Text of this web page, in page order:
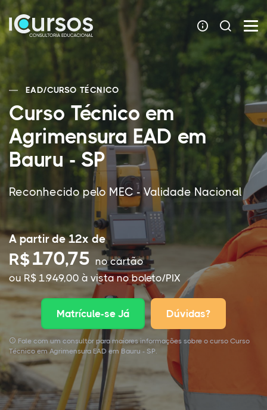
EAD/CURSO TÉCNICO
Curso Técnico em
Agrimensura EAD em
Bauru - SP
Reconhecido pelo MEC - Validade Nacional
A partir de 12x de
R$170,75 no cartão
ou R$ 1.949,00 à vista no boleto/PIX
Matrícule-se Já Dúvidas?
Fale com um consultor para maiores informações sobre o curso Curso
Técnico em Agrimensura EAD em Bauru - SP.